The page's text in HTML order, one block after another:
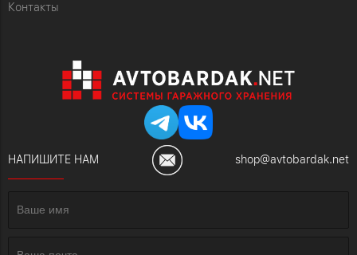
Контакты
НАПИШИТЕ НАМ shop@avtobardak.net